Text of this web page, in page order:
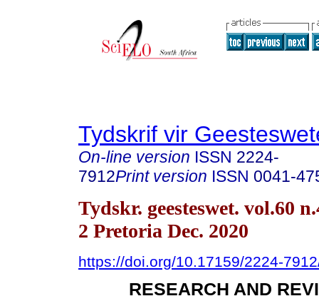
Tydskrif vir
On-line version ISSN 2224-
7912Print version ISSN 0041-
Tydskr. geesteswet. vol.60
2 Pretoria Dec. 2020
https://doi.org/10.17159/2224-
RESEARCH AND